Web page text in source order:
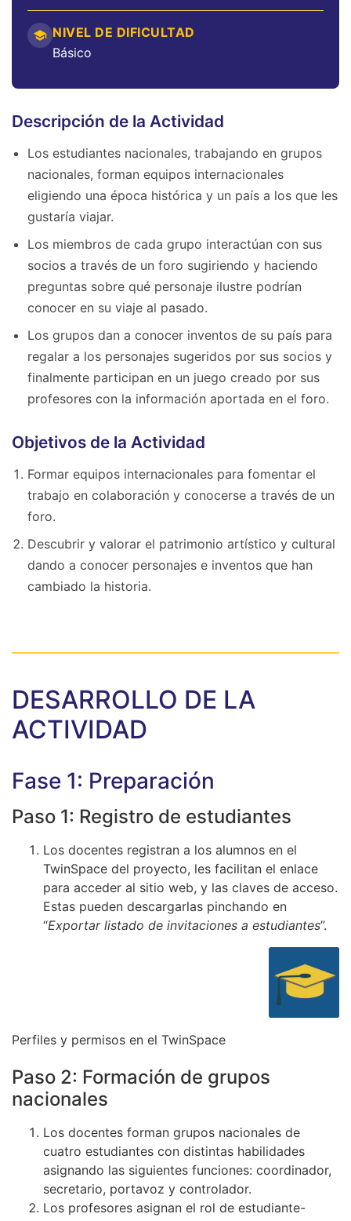
NIVEL DE DIFICULTAD
Básico
Descripción de la Actividad
Los estudiantes nacionales, trabajando en grupos
nacionales, forman equipos internacionales
eligiendo una época histórica y un país a los que les
gustaría viajar.
Los miembros de cada grupo interactúan con sus
socios a través de un foro sugiriendo y haciendo
preguntas sobre qué personaje ilustre podrían
conocer en su viaje al pasado.
Los grupos dan a conocer inventos de su país para
regalar a los personajes sugeridos por sus socios y
finalmente participan en un juego creado por sus
profesores con la información aportada en el foro.
Objetivos de la Actividad
Formar equipos internacionales para fomentar el
trabajo en colaboración y conocerse a través de un
foro.
Descubrir y valorar el patrimonio artístico y cultural
dando a conocer personajes e inventos que han
cambiado la historia.
DESARROLLO DE LA
ACTIVIDAD
Fase 1: Preparación
Paso 1: Registro de estudiantes
Los docentes registran a los alumnos en el
TwinSpace del proyecto, les facilitan el enlace
para acceder al sitio web, y las claves de acceso.
Estas pueden descargarlas pinchando en
“Exportar listado de invitaciones a estudiantes”.
Perfiles y permisos en el TwinSpace
Paso 2: Formación de grupos
nacionales
Los docentes forman grupos nacionales de
cuatro estudiantes con distintas habilidades
asignando las siguientes funciones: coordinador,
secretario, portavoz y controlador.
Los profesores asignan el rol de estudiante-